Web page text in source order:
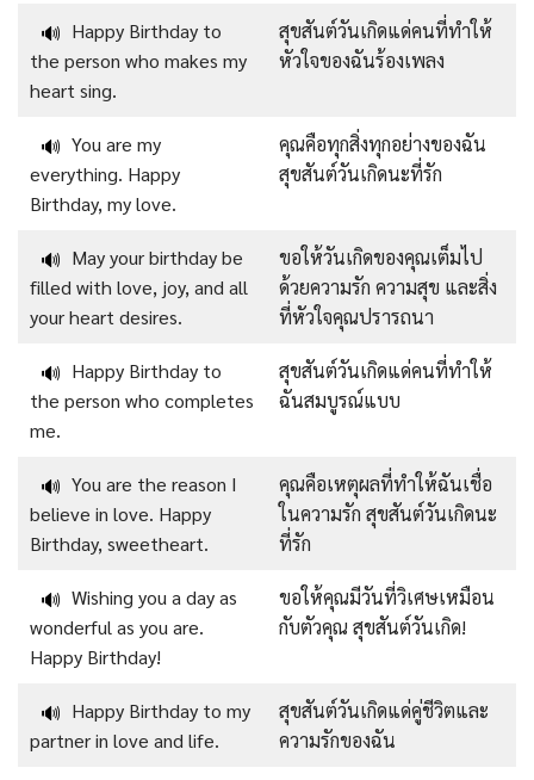
🔊 Happy Birthday to
the person who makes my
heart sing.
สุขสันต์วันเกิดแด่คนที่ทำให้
หัวใจของฉันร้องเพลง
🔊 You are my
everything. Happy
Birthday, my love.
คุณคือทุกสิ่งทุกอย่างของฉัน
สุขสันต์วันเกิดนะที่รัก
🔊 May your birthday be
filled with love, joy, and all
your heart desires.
ขอให้วันเกิดของคุณเต็มไป
ด้วยความรัก ความสุข และสิ่ง
ที่หัวใจคุณปรารถนา
🔊 Happy Birthday to
the person who completes
me.
สุขสันต์วันเกิดแด่คนที่ทำให้
ฉันสมบูรณ์แบบ
🔊 You are the reason I
believe in love. Happy
Birthday, sweetheart.
คุณคือเหตุผลที่ทำให้ฉันเชื่อ
ในความรัก สุขสันต์วันเกิดนะ
ที่รัก
🔊 Wishing you a day as
wonderful as you are.
Happy Birthday!
ขอให้คุณมีวันที่วิเศษเหมือน
กับตัวคุณ สุขสันต์วันเกิด!
🔊 Happy Birthday to my
partner in love and life.
สุขสันต์วันเกิดแด่คู่ชีวิตและ
ความรักของฉัน